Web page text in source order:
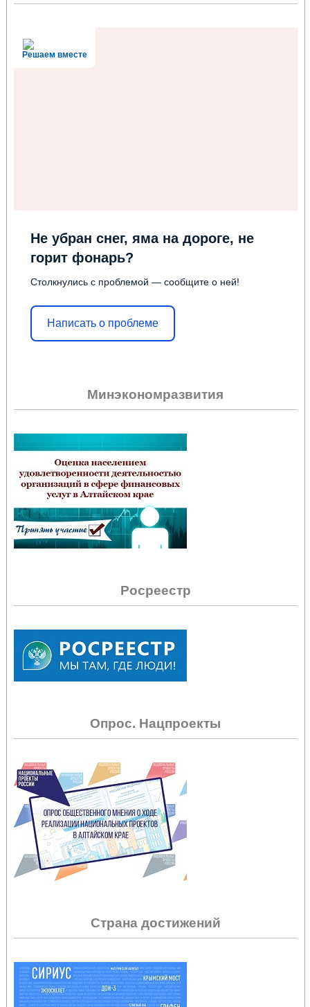
Решаем вместе
Не убран снег, яма на дороге, не
горит фонарь?
Столкнулись с проблемой — сообщите о ней!
Написать о проблеме
Минэкономразвития
Росреестр
Опрос. Нацпроекты
Страна достижений